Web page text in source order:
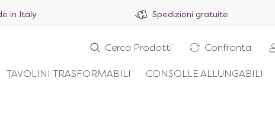
in Italy Spedizioni gratuite
TAVOLINI TRASFORMABILI CONSOLLE ALLUNGABILI
Cerca Prodotti Confronta